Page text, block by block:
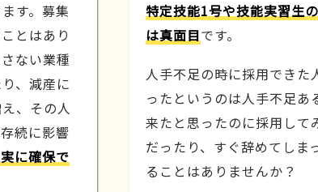
す。募集
とはあり
ない業種
、減産に
、その人
続に影響
に確保で
特定技能1号や技能実習生
は真面目です。
人手不足の時に採用できた
ったというのは人手不足あ
来たと思ったのに採用して
だったり、すぐ辞めてしま
ることはありませんか？